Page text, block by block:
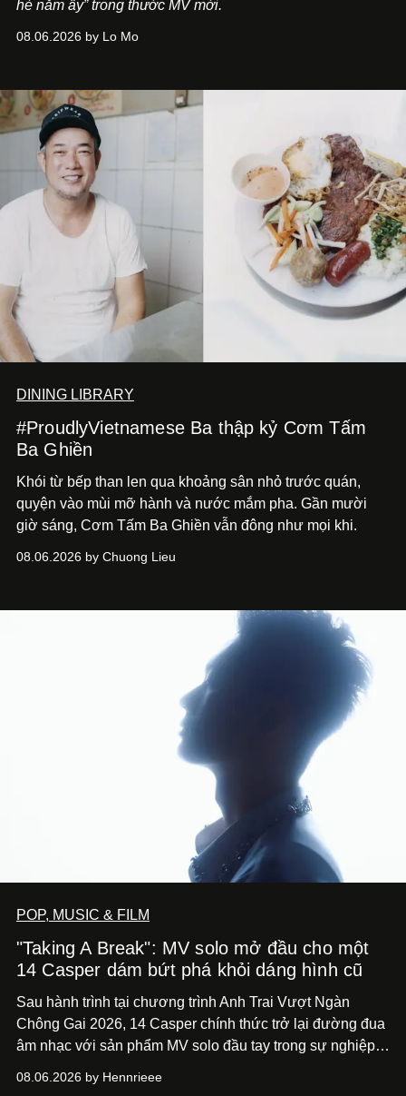
hè năm ấy” trong thước MV mới.
08.06.2026 by Lo Mo
DINING LIBRARY
#ProudlyVietnamese Ba thập kỷ Cơm Tấm
Ba Ghiền
Khói từ bếp than len qua khoảng sân nhỏ trước quán,
quyện vào mùi mỡ hành và nước mắm pha. Gần mười
giờ sáng, Cơm Tấm Ba Ghiền vẫn đông như mọi khi.
08.06.2026 by Chuong Lieu
POP, MUSIC & FILM
"Taking A Break": MV solo mở đầu cho một
14 Casper dám bứt phá khỏi dáng hình cũ
Sau hành trình tại chương trình Anh Trai Vượt Ngàn
Chông Gai 2026, 14 Casper chính thức trở lại đường đua
âm nhạc với sản phẩm MV solo đầu tay trong sự nghiệp -
bước chuyển mình của 14 Casper sau chương trình, mà
08.06.2026 by Hennrieee